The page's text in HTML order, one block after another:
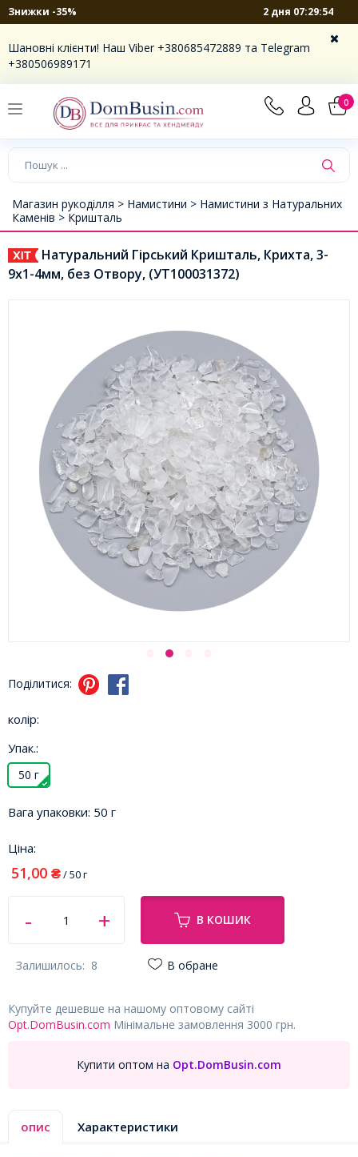
Знижки -35% 2 дня 07:29:54
Шановні клієнти! Наш Viber +380685472889 та Telegram
+380506989171
0
Магазин рукоділля > Намистини > Намистини з Натуральних
Каменів > Кришталь
Натуральний Гірський Кришталь, Крихта, 3-
9x1-4мм, без Отвору, (УТ100031372)
Поділитися:
колір:
Упак.:
50 г
Вага упаковки: 50 г
Ціна:
51,00 ₴/ 50 г
В КОШИК
Залишилось: 8 В обране
Купуйте дешевше на нашому оптовому сайті
Opt.DomBusin.com Мінімальне замовлення 3000 грн.
Купити оптом на Opt.DomBusin.com
опис Характеристики